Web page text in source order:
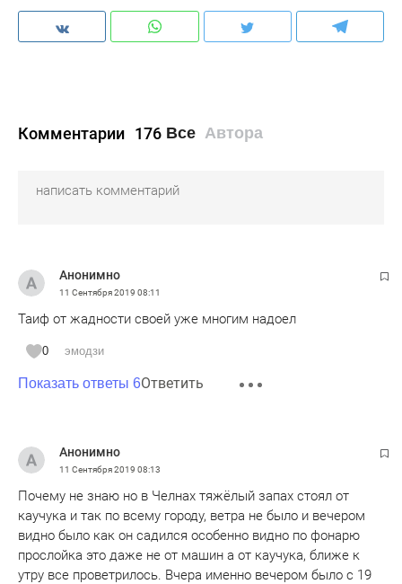
Комментарии 176 Все Автора
Анонимно
11 Сентября 2019 08:11
Таиф от жадности своей уже многим надоел
0 эмодзи
Показать ответы 6Ответить
Анонимно
11 Сентября 2019 08:13
Почему не знаю но в Челнах тяжёлый запах стоял от
каучука и так по всему городу, ветра не было и вечером
видно было как он садился особенно видно по фонарю
прослойка это даже не от машин а от каучука, ближе к
утру все проветрилось. Вчера именно вечером было с 19